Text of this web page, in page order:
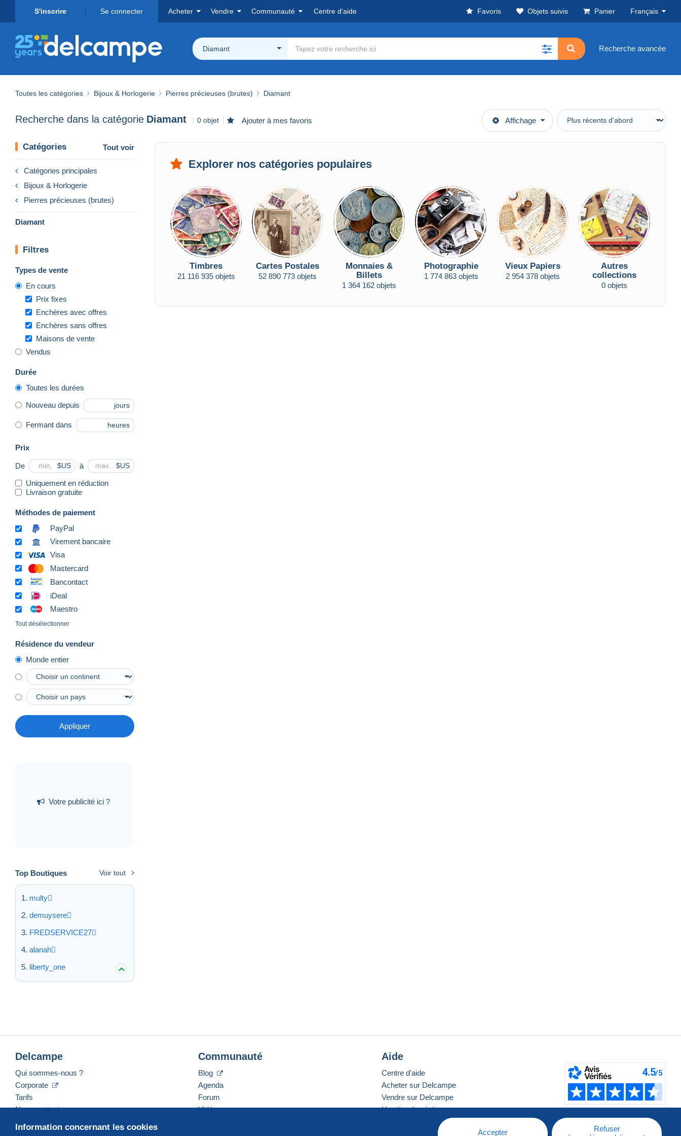
S'inscrire Se connecter Acheter Vendre Communauté Centre d'aide Favoris Objets suivis Panier Français
Diamant Recherche avancée
Toutes les catégories Bijoux & Horlogerie Pierres précieuses (brutes) Diamant
Recherche dans la catégorie Diamant 0 objet Ajouter à mes favoris Affichage
Catégories Tout voir
Catégories principales
Bijoux & Horlogerie
Pierres précieuses (brutes)
Diamant
Filtres
Types de vente
En cours
Prix fixes
Enchères avec offres
Enchères sans offres
Maisons de vente
Vendus
Durée
Toutes les durées
Nouveau depuis jours
Fermant dans heures
Prix
De $US à $US
Uniquement en réduction
Livraison gratuite
Méthodes de paiement
PayPal
Virement bancaire
Visa
Mastercard
Bancontact
iDeal
Maestro
Tout désélectionner
Résidence du vendeur
Monde entier
Appliquer
Votre publicité ici ?
Top Boutiques Voir tout
multy
demuysere
FREDSERVICE27
alanah
liberty_one
Explorer nos catégories populaires
Timbres
21 116 935 objets
Cartes Postales
52 890 773 objets
Monnaies &
Billets
1 364 162 objets
Photographie
1 774 863 objets
Vieux Papiers
2 954 378 objets
Autres
collections
0 objets
Information concernant les cookies
Accepter Refuser
Delcampe
Qui sommes-nous ?
Corporate
Tarifs
Nous contacter
Communauté
Blog
Agenda
Forum
Vidéos
Aide
Centre d'aide
Acheter sur Delcampe
Vendre sur Delcampe
Un site sécurisé